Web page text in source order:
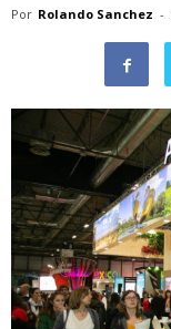
Por Rolando Sanchez -